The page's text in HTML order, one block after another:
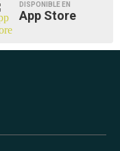
DISPONIBLE EN
App Store